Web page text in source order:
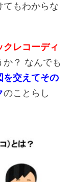
てもわからな
クレコーディ
か？ なんでも
を交えてその
のことらし